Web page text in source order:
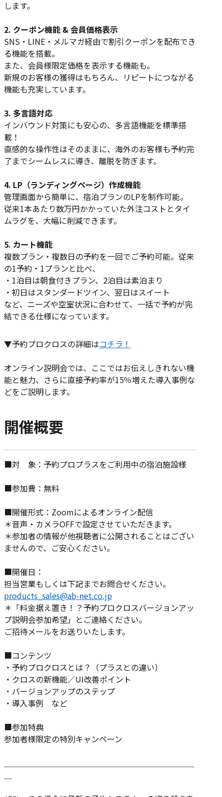
します。
2. クーポン機能 & 会員価格表示
SNS・LINE・メルマガ経由で割引クーポンを配布でき
る機能を搭載。
また、会員様限定価格を表示する機能も。
新規のお客様の獲得はもちろん、リピートにつながる
機能も充実しています。
3. 多言語対応
インバウンド対策にも安心の、多言語機能を標準搭
載！
直感的な操作性はそのままに、海外のお客様も予約完
了までシームレスに導き、離脱を防ぎます。
4. LP（ランディングページ）作成機能
管理画面から簡単に、宿泊プランのLPを制作可能。
従来1本あたり数万円かかっていた外注コストとタイ
ムラグを、大幅に削減できます。
5. カート機能
複数プラン・複数日の予約を一回でご予約可能。従来
の1予約・1プランと比べ、
・1泊目は朝食付きプラン、2泊目は素泊まり
・初日はスタンダードツイン、翌日はスイート
など、ニーズや空室状況に合わせて、一括で予約が完
結できる仕様になっています。
▼予約プロクロスの詳細はコチラ！
オンライン説明会では、ここではお伝えしきれない機
能と魅力、さらに直接予約率が15％増えた導入事例な
どをご説明します。
開催概要
■対 象：予約プロプラスをご利用中の宿泊施設様
■参加費：無料
■開催形式：Zoomによるオンライン配信
＊音声・カメラOFFで設定させていただきます。
＊参加者の情報が他視聴者に公開されることはござい
ませんので、ご安心ください。
■開催日：
担当営業もしくは下記までお問合せください。
products_sales@ab-net.co.jp
＊「料金据え置き！？予約プロクロスバージョンアッ
プ説明会参加希望」とご連絡ください。
ご招待メールをお送りいたします。
■コンテンツ
・予約プロクロスとは？（プラスとの違い）
・クロスの新機能／UI改善ポイント
・バージョンアップのステップ
・導入事例 など
■参加特典
参加者様限定の特別キャンペーン